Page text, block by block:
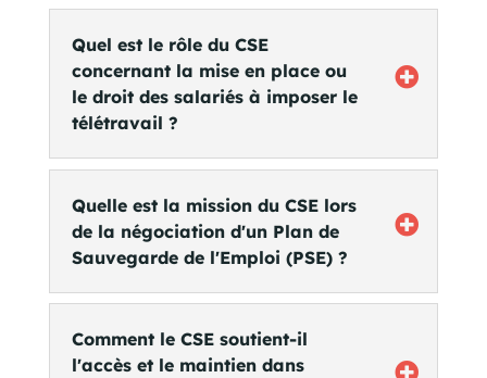
Quel est le rôle du CSE
concernant la mise en place ou
le droit des salariés à imposer le
télétravail ?
Quelle est la mission du CSE lors
de la négociation d'un Plan de
Sauvegarde de l'Emploi (PSE) ?
Comment le CSE soutient-il
l'accès et le maintien dans